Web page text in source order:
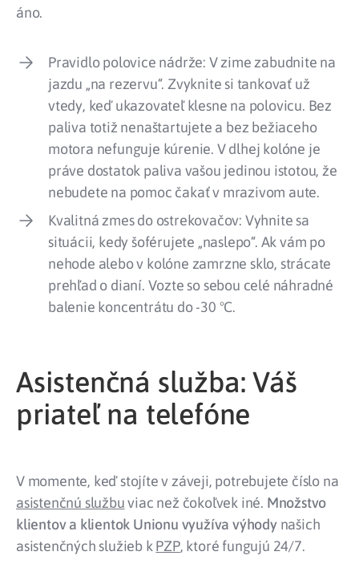
áno.
Pravidlo polovice nádrže: V zime zabudnite na
jazdu „na rezervu“. Zvyknite si tankovať už
vtedy, keď ukazovateľ klesne na polovicu. Bez
paliva totiž nenaštartujete a bez bežiaceho
motora nefunguje kúrenie. V dlhej kolóne je
práve dostatok paliva vašou jedinou istotou, že
nebudete na pomoc čakať v mrazivom aute.
Kvalitná zmes do ostrekovačov: Vyhnite sa
situácii, kedy šoférujete „naslepo“. Ak vám po
nehode alebo v kolóne zamrzne sklo, strácate
prehľad o dianí. Vozte so sebou celé náhradné
balenie koncentrátu do -30 °C.
Asistenčná služba: Váš
priateľ na telefóne
V momente, keď stojíte v záveji, potrebujete číslo na
asistenčnú službuviac než čokoľvek iné. Množstvo
klientov a klientok Unionu využíva výhodynašich
asistenčných služieb k PZP, ktoré fungujú 24/7.